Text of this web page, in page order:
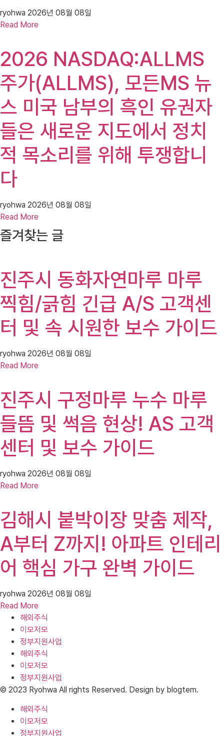
ryohwa 2026년 08월 08일
Read More
2026 NASDAQ:ALLMS
주가(ALLMS), 모든MS 뉴
스 미국 남부의 흑인 유권자
들은 새로운 지도에서 정치
적 목소리를 위해 투쟁합니
다
ryohwa 2026년 08월 08일
Read More
즐겨찾는 글
진주시 동화자연마루 마루
찍힘/긁힘 긴급 A/S 고객센
터 및 속 시원한 보수 가이드
ryohwa 2026년 08월 08일
Read More
진주시 구정마루 누수 마루
들뜸 및 썩음 현상! AS 고객
센터 및 보수 가이드
ryohwa 2026년 08월 08일
Read More
김해시 붙박이장 맞춤 제작,
A부터 Z까지! 아파트 인테리
어 핵심 가구 완벽 가이드
ryohwa 2026년 08월 08일
Read More
해외주식
이모저모
정부지원사업
해외주식
이모저모
정부지원사업
© 2023 Ryohwa All rights Reserved. Design by blogtem.
해외주식
이모저모
정부지원사업